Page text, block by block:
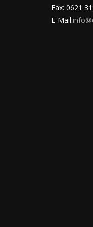
Fax: 0621
E-Mail: